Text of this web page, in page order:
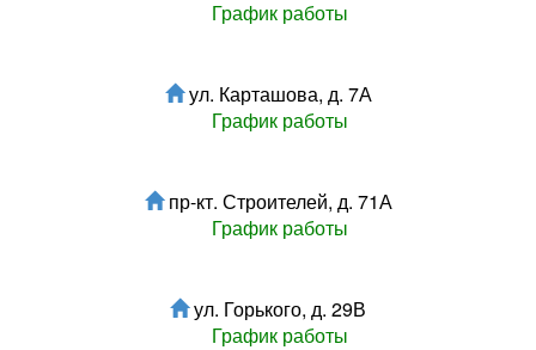
График работы
ул. Карташова, д. 7А
График работы
пр-кт. Строителей, д. 71А
График работы
ул. Горького, д. 29В
График работы